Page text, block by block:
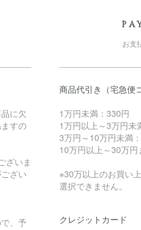
に欠
すの
ざいま
ざい
、予
お支
商品代引き（宅急便
1万円未満：330円
1万円以上～3万円未
3万円～10万円未満
10万円以上～30万
※30万以上のお買い
選択できません。
クレジットカード